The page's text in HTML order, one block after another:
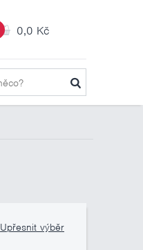
0,0 Kč
Upřesnit výběr